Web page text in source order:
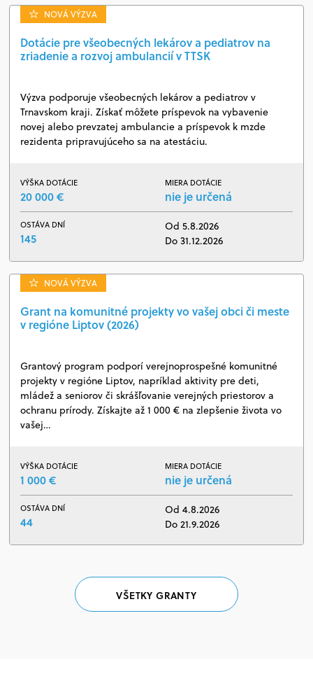
NOVÁ VÝZVA
Dotácie pre všeobecných lekárov a pediatrov na
zriadenie a rozvoj ambulancií v TTSK
Výzva podporuje všeobecných lekárov a pediatrov v
Trnavskom kraji. Získať môžete príspevok na vybavenie
novej alebo prevzatej ambulancie a príspevok k mzde
rezidenta pripravujúceho sa na atestáciu.
VÝŠKA DOTÁCIE
20 000 €
MIERA DOTÁCIE
nie je určená
OSTÁVA DNÍ
145
Od 5.8.2026
Do 31.12.2026
NOVÁ VÝZVA
Grant na komunitné projekty vo vašej obci či meste
v regióne Liptov (2026)
Grantový program podporí verejnoprospešné komunitné
projekty v regióne Liptov, napríklad aktivity pre deti,
mládež a seniorov či skrášľovanie verejných priestorov a
ochranu prírody. Získajte až 1 000 € na zlepšenie života vo
vašej…
VÝŠKA DOTÁCIE
1 000 €
MIERA DOTÁCIE
nie je určená
OSTÁVA DNÍ
44
Od 4.8.2026
Do 21.9.2026
VŠETKY GRANTY